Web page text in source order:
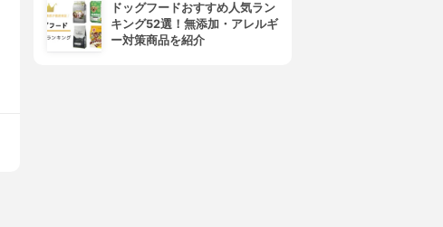
ドッグフードおすすめ人気ラン
キング52選！無添加・アレルギ
ー対策商品を紹介